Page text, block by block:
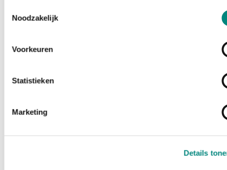
Noodzakelijk
Voorkeuren
Statistieken
Marketing
Details